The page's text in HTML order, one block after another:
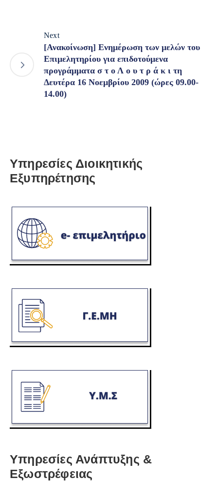
Next
[Ανακοίνωση] Ενημέρωση των μελών του
Επιμελητηρίου για επιδοτούμενα
προγράμματα σ τ ο Λ ο υ τ ρ ά κ ι τη
Δευτέρα 16 Νοεμβρίου 2009 (ώρες 09.00-
14.00)
Υπηρεσίες Διοικητικής
Εξυπηρέτησης
Υπηρεσίες Ανάπτυξης &
Εξωστρέφειας